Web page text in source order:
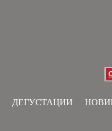
ДЕГУСТАЦИИ